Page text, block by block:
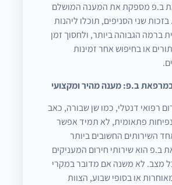
ב.פ מספקת את המענה המושלם
שני הסניפים, תוכלו ליהנות
ברמה הגבוהה ביותר, ולחסוך זמן
או בחיפוש אחר זמינות
במרפאת ב.פ: מענה מהיר ומקצועי
רפואי דנטלי, כמו שן שבורה, כאב
פתאומית, לא תמיד אפשר
השירותים החשובים ביותר
הוא שירותי חירום המעניקים
מצב. לא משנה אם מדובר במקרי
או בסופי שבוע, הצוות